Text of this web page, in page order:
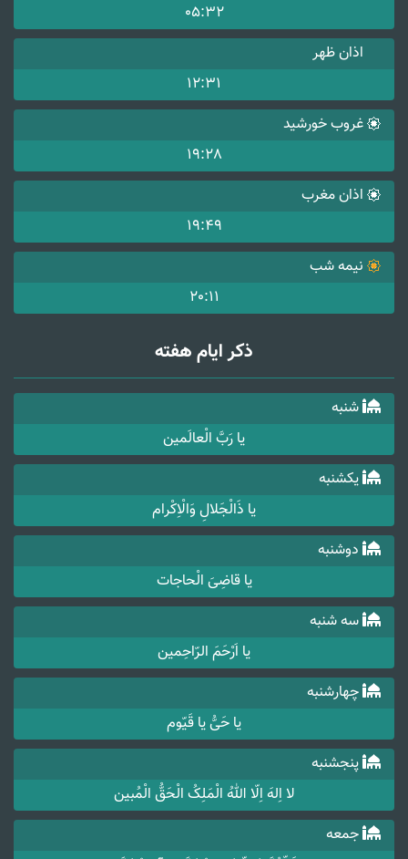
05:32
اذان ظهر
12:31
غروب خورشید
19:28
اذان مغرب
19:49
نیمه شب
20:11
ذکر ایام هفته
شنبه
یا رَبَّ الْعالَمین
یکشنبه
یا ذَالْجَلالِ وَالْاِکْرام
دوشنبه
یا قاضِیَ الْحاجات
سه شنبه
یا اَرْحَمَ الرّاحِمین
چهارشنبه
یا حَیُّ یا قَیّوم
پنجشنبه
لا اِلهَ اِلّا اللهُ الْمَلِکُ الْحَقُّ الْمُبین
جمعه